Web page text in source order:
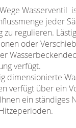
Wasserventil
jeder
zu regulieren.
oder
verfügt.
dimensionierte
verfügt über ein
ein ständiges